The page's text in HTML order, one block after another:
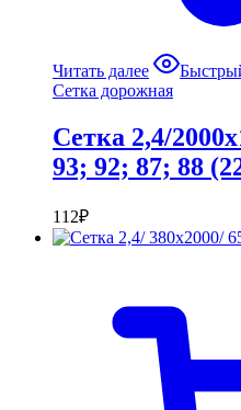
Читать далее
Сетка дорожная
Сетка 2,4/
93; 92; 87; 88
112₽